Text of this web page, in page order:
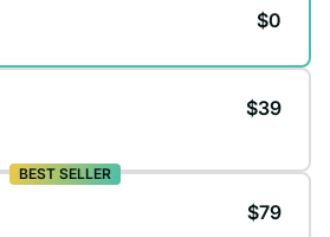
$0
$39
BEST SELLER
$79